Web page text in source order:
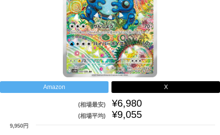
Amazon X
(相場最安) ¥6,980
(相場平均) ¥9,055
9,950円